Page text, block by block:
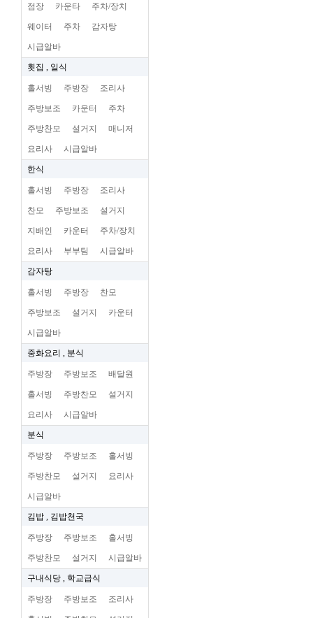
점장 카운타 주차/장치
웨이터 주차 감자탕
시급알바
횟집 , 일식
홀서빙 주방장 조리사
주방보조 카운터 주차
주방찬모 설거지 매니저
요리사 시급알바
한식
홀서빙 주방장 조리사
찬모 주방보조 설거지
지배인 카운터 주차/장치
요리사 부부팀 시급알바
감자탕
홀서빙 주방장 찬모
주방보조 설거지 카운터
시급알바
중화요리 , 분식
주방장 주방보조 배달원
홀서빙 주방찬모 설거지
요리사 시급알바
분식
주방장 주방보조 홀서빙
주방찬모 설거지 요리사
시급알바
김밥 , 김밥천국
주방장 주방보조 홀서빙
주방찬모 설거지 시급알바
구내식당 , 학교급식
주방장 주방보조 조리사